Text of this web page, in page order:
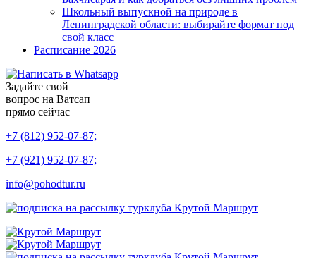
Школьный выпускной на природе в
Ленинградской области: выбирайте формат под
свой класс
Расписание 2026
Задайте свой
вопрос на Ватсап
прямо сейчас
+7 (812) 952-07-87;
+7 (921) 952-07-87;
info@pohodtur.ru